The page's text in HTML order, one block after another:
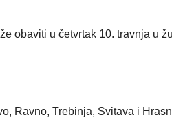
obaviti u četvrtak 10. travnja u
Ravno, Trebinja, Svitava i